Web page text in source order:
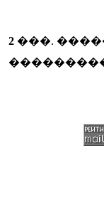
2 ���.